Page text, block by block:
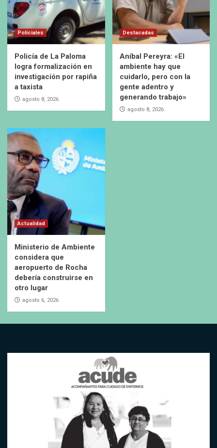
Policiales
Policía de La Paloma
logra formalización en
investigación por rapiña
a taxista
agosto 8, 2026
Destacadas
Aníbal Pereyra: «El
ambiente hay que
cuidarlo, pero con la
gente adentro y
generando trabajo»
agosto 8, 2026
Actualidad
Ministerio de Ambiente
considera que
aeropuerto de Rocha
debería construirse en
otro lugar
agosto 6, 2026